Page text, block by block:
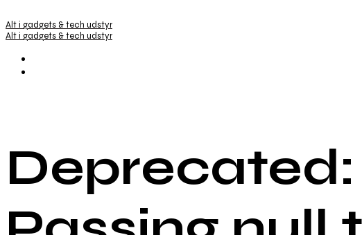
Alt i gadgets & tech udstyr
Alt i gadgets & tech udstyr